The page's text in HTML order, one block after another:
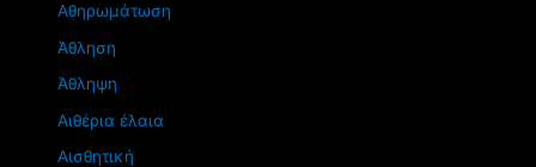
Αθηρωμάτωση
Άθληση
Άθληψη
Αιθέρια έλαια
Αισθητική